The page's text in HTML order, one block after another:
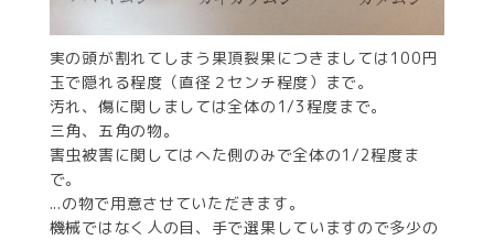
実の頭が割れてしまう果頂裂果につきましては100円
玉で隠れる程度（直径２センチ程度）まで。
汚れ、傷に関しましては全体の1/3程度まで。
三角、五角の物。
害虫被害に関してはへた側のみで全体の1/2程度ま
で。
...の物で用意させていただきます。
機械ではなく人の目、手で選果していますので多少の